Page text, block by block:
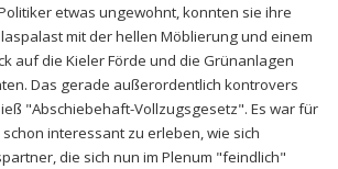
etwas ungewohnt, konnten sie ihre
mit der hellen Möblierung und einem
auf die Kieler Förde und die Grünanlagen
Das gerade außerordentlich kontrovers
"Abschiebehaft-Vollzugsgesetz". Es war für
interessant zu erleben, wie sich
die sich nun im Plenum "feindlich"